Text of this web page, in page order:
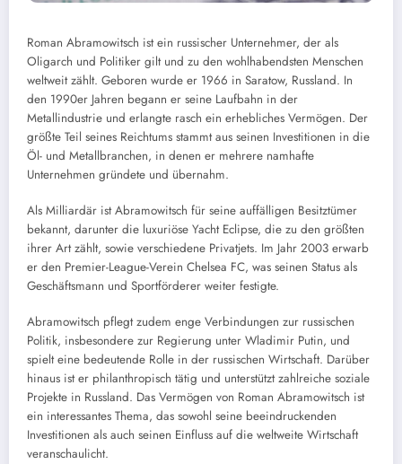
Roman Abramowitsch ist ein russischer Unternehmer, der als
Oligarch und Politiker gilt und zu den wohlhabendsten Menschen
weltweit zählt. Geboren wurde er 1966 in Saratow, Russland. In
den 1990er Jahren begann er seine Laufbahn in der
Metallindustrie und erlangte rasch ein erhebliches Vermögen. Der
größte Teil seines Reichtums stammt aus seinen Investitionen in die
Öl- und Metallbranchen, in denen er mehrere namhafte
Unternehmen gründete und übernahm.
Als Milliardär ist Abramowitsch für seine auffälligen Besitztümer
bekannt, darunter die luxuriöse Yacht Eclipse, die zu den größten
ihrer Art zählt, sowie verschiedene Privatjets. Im Jahr 2003 erwarb
er den Premier-League-Verein Chelsea FC, was seinen Status als
Geschäftsmann und Sportförderer weiter festigte.
Abramowitsch pflegt zudem enge Verbindungen zur russischen
Politik, insbesondere zur Regierung unter Wladimir Putin, und
spielt eine bedeutende Rolle in der russischen Wirtschaft. Darüber
hinaus ist er philanthropisch tätig und unterstützt zahlreiche soziale
Projekte in Russland. Das Vermögen von Roman Abramowitsch ist
ein interessantes Thema, das sowohl seine beeindruckenden
Investitionen als auch seinen Einfluss auf die weltweite Wirtschaft
veranschaulicht.